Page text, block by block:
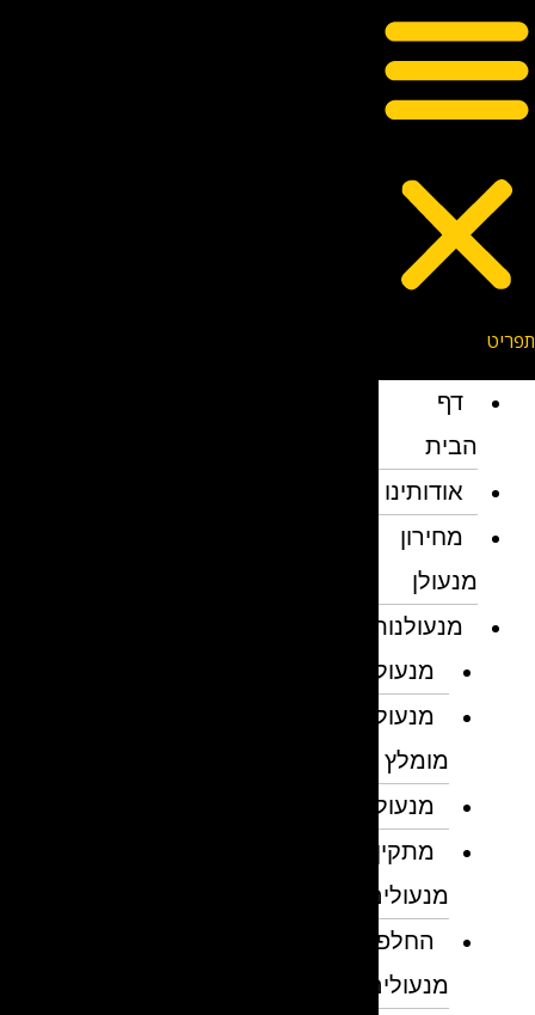
דף
הבית
אודותינו
מחירון
מנעולן
מנעולנות
מנעולן
מנעולן
מומלץ
מנעולנים
מתקין
מנעולים
החלפת
מנעולים